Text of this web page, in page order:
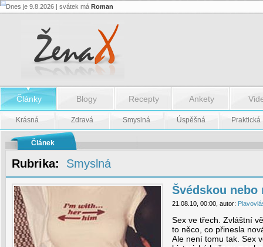
Švédskou
trojku?
Dnes je 9.8.2026 | svátek má Roman
Články Blogy Recepty Ankety
Krásná Zdravá Smyslná Úspěšná Praktická
Článek
Rubrika: Smyslná
Švédskou
21.08.10, 00:00, autor:
Sex ve třech. Zvláštní
to něco, co přinesla
Ale není tomu tak. Sex